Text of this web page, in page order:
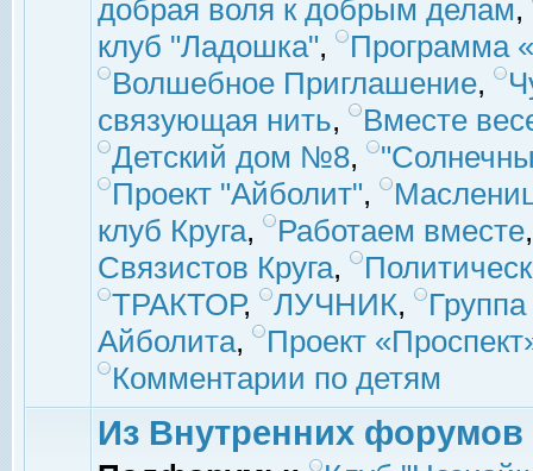
добрая воля к добрым делам,
клуб "Ладошка",
Программа
Волшебное Приглашение,
связующая нить,
Вместе
Детский дом №8,
Проект "Айболит",
клуб Круга, Работаем вместе
Связистов Круга,
ТРАКТОР, ЛУЧНИК,
Айболита,
Проект
Комментарии по детям
Из Внутренних форумов